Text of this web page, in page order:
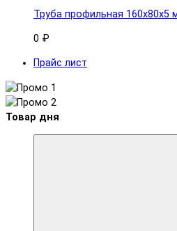
Труба профильная 160x80х5
0 ₽
Прайс лист
Товар дня